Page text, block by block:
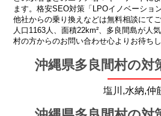
ます。格安SEO対策「LPOイノベーショ
他社からの乗り換えなどは無料相談にて
人口1163人、面積22km²、多良間島が人
村の方からのお問い合わせ心よりお待ちし
沖縄県多良間村の対
塩川,水納,仲